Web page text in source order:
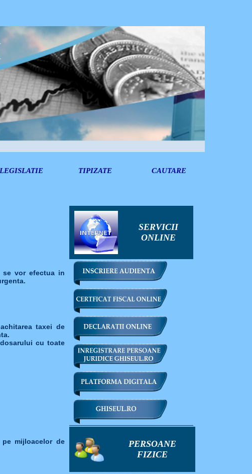
LEGISLATIE TIPIZATE CAUTARE
se vor efectua in
taxei de
cu toate
pe mijloacelor de
SERVICII
ONLINE
PERSOANE
FIZICE